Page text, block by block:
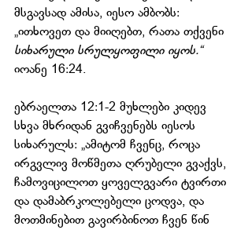
მსგავსად ამისა, იესო ამბობს:
„ითხოვეთ და მიიღებთ, რათა თქვენი
სიხარული სრულყოფილი იყოს.“
იოანე 16:24.
ებრაელთა 12:1-2 მუხლები კიდევ
სხვა მხრიდან გვიჩვენებს იესოს
სიხარულს: „ამიტომ ჩვენც, როცა
ირგვლივ მოწმეთა ღრუბელი გვაქვს,
ჩამოვიცილოთ ყოველგვარი ტვირთი
და დამაბრკოლებელი ცოდვა, და
მოთმინებით გავირბინოთ ჩვენ წინ